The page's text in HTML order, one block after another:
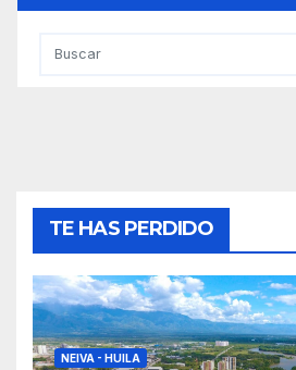
TE HAS PERDIDO
NEIVA - HUILA